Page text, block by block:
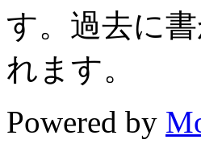
す。過去に
れます。
Powered by